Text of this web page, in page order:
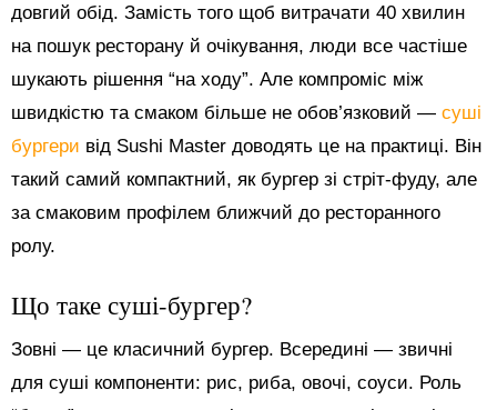
довгий обід. Замість того щоб витрачати 40 хвилин
на пошук ресторану й очікування, люди все частіше
шукають рішення “на ходу”. Але компроміс між
швидкістю та смаком більше не обов’язковий — суші
бургери від Sushi Master доводять це на практиці. Він
такий самий компактний, як бургер зі стріт-фуду, але
за смаковим профілем ближчий до ресторанного
ролу.
Що таке суші-бургер?
Зовні — це класичний бургер. Всередині — звичні
для суші компоненти: рис, риба, овочі, соуси. Роль